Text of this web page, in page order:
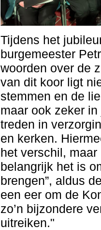
Tijdens het
burgemeester
woorden over de
van dit koor ligt
stemmen en de
maar ook zeker
treden in
en kerken.
het verschil,
belangrijk het is
brengen”, aldus
een eer om de
zo’n bijzondere
uitreiken."